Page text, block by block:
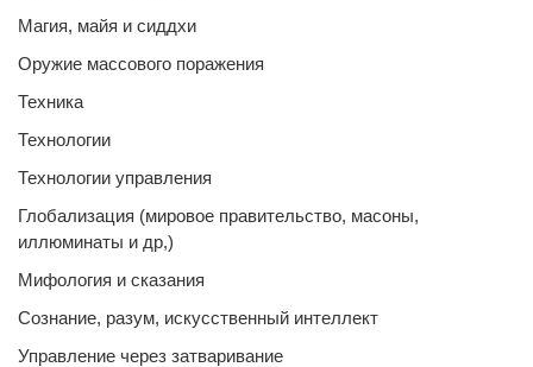
Магия, майя и сиддхи
Оружие массового поражения
Техника
Технологии
Технологии управления
Глобализация (мировое правительство, масоны,
иллюминаты и др,)
Мифология и сказания
Сознание, разум, искусственный интеллект
Управление через затваривание